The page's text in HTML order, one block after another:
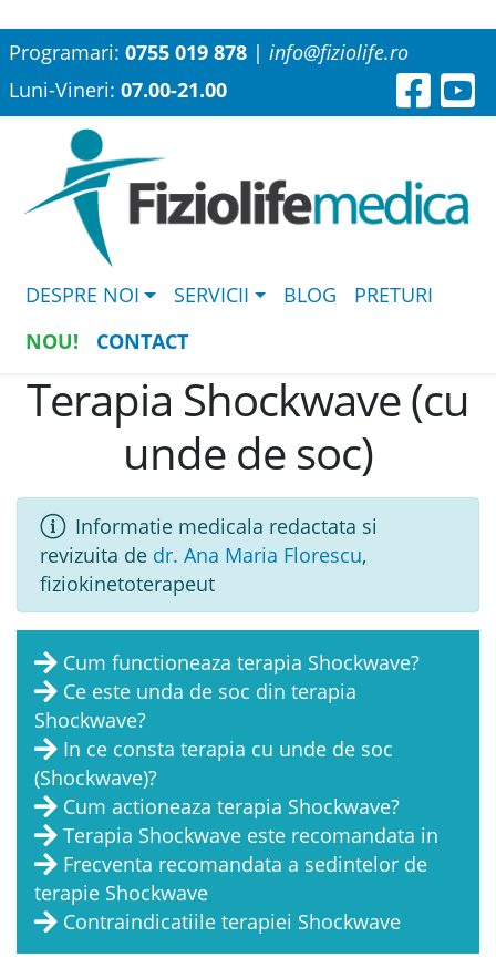
Programari: 0755 019 878 | info@fiziolife.ro
Luni-Vineri: 07.00-21.00
DESPRE NOI SERVICII BLOG
PRETURI
NOU!
CONTACT
Terapia Shockwave (cu
unde de soc)
Informatie medicala redactata si
revizuita de dr. Ana Maria Florescu,
fiziokinetoterapeut
Cum functioneaza terapia Shockwave?
Ce este unda de soc din terapia
Shockwave?
In ce consta terapia cu unde de soc
(Shockwave)?
Cum actioneaza terapia Shockwave?
Terapia Shockwave este recomandata in
Frecventa recomandata a sedintelor de
terapie Shockwave
Contraindicatiile terapiei Shockwave